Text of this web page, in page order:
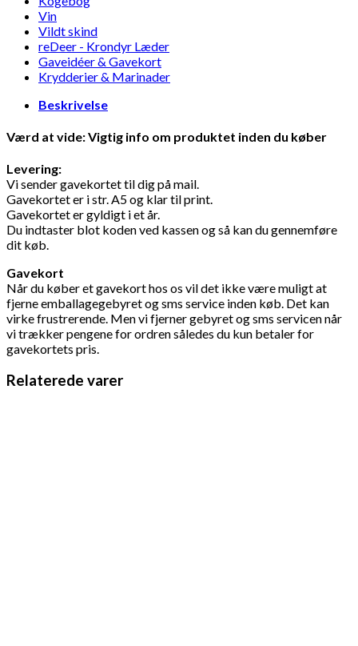
Vin
Vildt skind
reDeer - Krondyr Læder
Gaveidéer & Gavekort
Krydderier & Marinader
Beskrivelse
Værd at vide: Vigtig info om produktet inden du køber
Levering:
Vi sender gavekortet til dig på mail.
Gavekortet er i str. A5 og klar til print.
Gavekortet er gyldigt i et år.
Du indtaster blot koden ved kassen og så kan du gennemføre
dit køb.
Gavekort
Når du køber et gavekort hos os vil det ikke være muligt at
fjerne emballagegebyret og sms service inden køb. Det kan
virke frustrerende. Men vi fjerner gebyret og sms servicen når
vi trækker pengene for ordren således du kun betaler for
gavekortets pris.
Relaterede varer